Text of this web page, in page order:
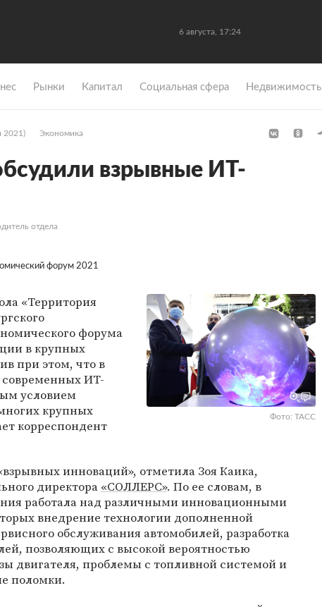
6 августа, 17:24
Рынки Капитал Социальная сфера Недвижимость
2021) Экономика
взрывные ИТ-
отдела
форум 2021
Фото: ТАСС
«Территория
форума
в крупных
при этом, что в
современных ИТ-
условием
крупных
корреспондент
инноваций», отметила Зоя Каика,
директора «СОЛЛЕРС». По ее словам, в
работала над различными инновационными
внедрение технологии дополненной
обслуживания автомобилей, разработка
позволяющих с высокой вероятностью
двигателя, проблемы с топливной системой и
поломки.